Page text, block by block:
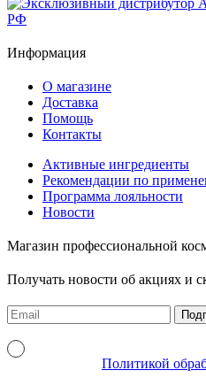
Информация
О магазине
Доставка
Помощь
Контакты
Активные ингредиенты
Рекомендации по
Программа лояльности
Новости
Магазин профессиональной
Получать новости об акциях и
Политикой